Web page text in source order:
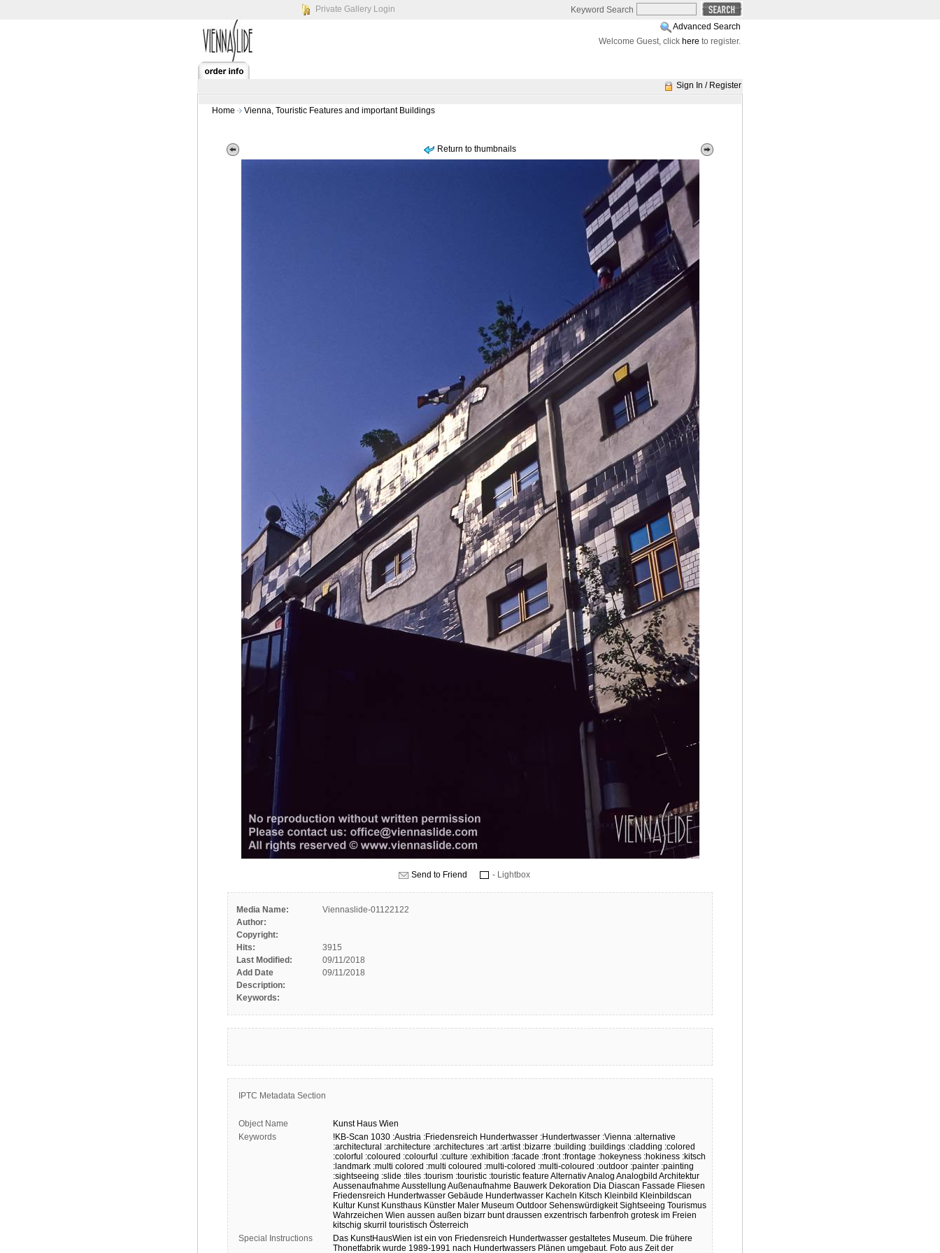
Private Gallery Login
Keyword Search
Advanced Search
Welcome Guest, click here to register.
Sign In / Register
Home Vienna, Touristic Features and important Buildings
Return to thumbnails
Send to Friend - Lightbox
Media Name:
Viennaslide-01122122
Author:
Copyright:
Hits:
3915
Last Modified:
09/11/2018
Add Date
09/11/2018
Description:
Keywords:
IPTC Metadata Section
Object Name Kunst Haus Wien
Keywords
!KB-Scan 1030 :Austria :Friedensreich Hundertwasser :Hundertwasser :Vienna :alternative
:architectural :architecture :architectures :art :artist :bizarre :building :buildings :cladding :colored
:colorful :coloured :colourful :culture :exhibition :facade :front :frontage :hokeyness :hokiness :kitsch
:landmark :multi colored :multi coloured :multi-colored :multi-coloured :outdoor :painter :painting
:sightseeing :slide :tiles :tourism :touristic :touristic feature AlternativAnalog Analogbild Architektur
Aussenaufnahme Ausstellung Außenaufnahme Bauwerk Dekoration Dia Diascan Fassade Fliesen
Friedensreich Hundertwasser Gebäude Hundertwasser Kacheln Kitsch Kleinbild Kleinbildscan
Kultur Kunst Kunsthaus Künstler Maler Museum Outdoor Sehenswürdigkeit Sightseeing Tourismus
Wahrzeichen Wien aussen außen bizarr bunt draussen exzentrisch farbenfroh grotesk im Freien
kitschig skurril touristisch Österreich
Special Instructions
Das KunstHausWien ist ein von Friedensreich Hundertwasser gestaltetes Museum. Die frühere
Thonetfabrik wurde 1989-1991 nach Hundertwassers Plänen umgebaut. Foto aus Zeit der